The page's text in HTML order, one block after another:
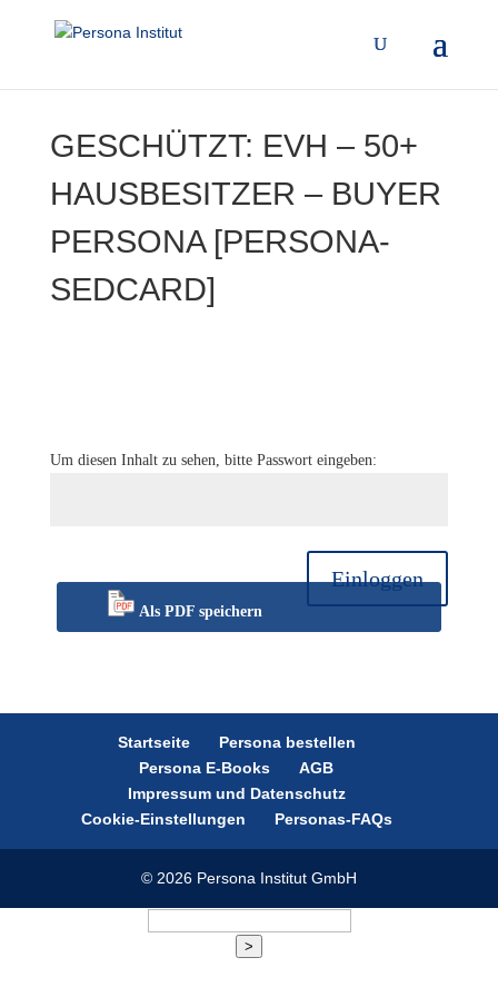
GESCHÜTZT: EVH – 50+
HAUSBESITZER – BUYER
PERSONA [PERSONA-
SEDCARD]
Um diesen Inhalt zu sehen, bitte Passwort eingeben:
Einloggen
Als PDF speichern
Startseite
Persona bestellen
Persona E-Books
AGB
Impressum und Datenschutz
Cookie-Einstellungen
Personas-FAQs
© 2026 Persona Institut GmbH
>